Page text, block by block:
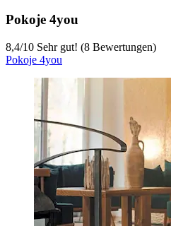
Pokoje 4you
8,4/10 Sehr gut! (8 Bewertungen)
Pokoje 4you